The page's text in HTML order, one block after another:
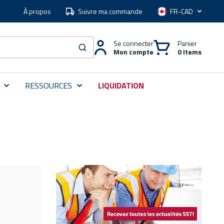
À propos Suivre ma commande Langue
soumettre une recherche
Se connecter
Mon compte
Panier
0 Items
RESSOURCES LIQUIDATION